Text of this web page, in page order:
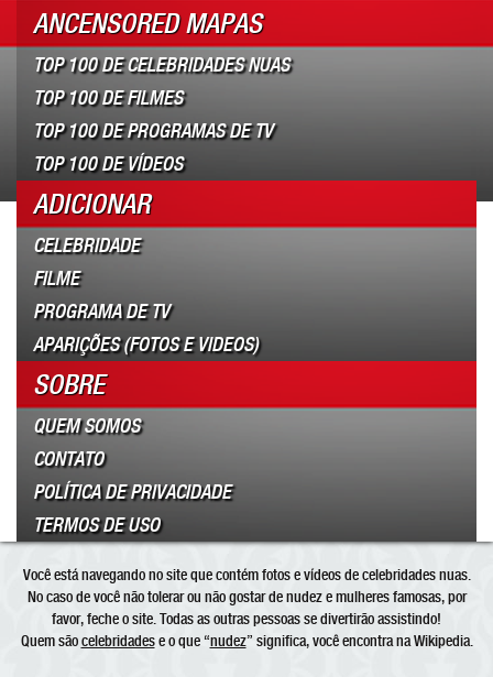
ANCENSORED MAPAS
TOP 100 DE CELEBRIDADES NUAS
TOP 100 DE FILMES
TOP 100 DE PROGRAMAS DE TV
TOP 100 DE VÍDEOS
ADICIONAR
CELEBRIDADE
FILME
PROGRAMA DE TV
APARIÇÕES (FOTOS E VIDEOS)
SOBRE
QUEM SOMOS
CONTATO
POLÍTICA DE PRIVACIDADE
TERMOS DE USO
Você está navegando no site que contém fotos e vídeos de celebridades nuas.
No caso de você não tolerar ou não gostar de nudez e mulheres famosas, por
favor, feche o site. Todas as outras pessoas se divertirão assistindo!
Quem sãocelebridadese o que “nudez” significa, você encontra na Wikipedia.